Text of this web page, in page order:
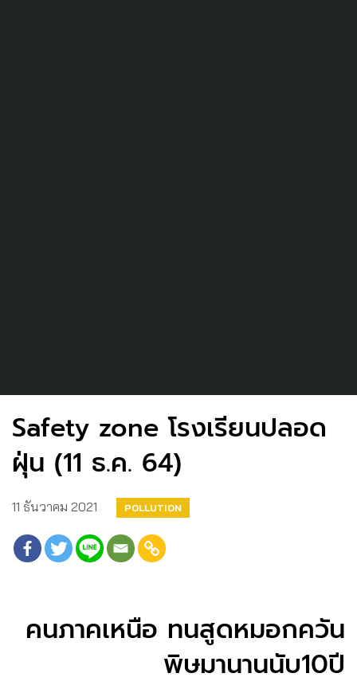
Safety zone โรงเรียนปลอด
ฝุ่น (11 ธ.ค. 64)
11 ธันวาคม 2021 POLLUTION
คนภาคเหนือ ทนสูดหมอกควัน
พิษมานานนับ10ปี